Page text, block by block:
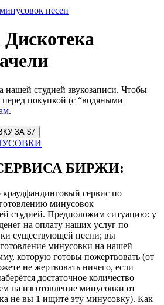
песен
нашей студией звукозаписи. Чтобы
покупкой (с “водяными
.
БИРЖИ:
сервис по
минусовок
студией. Предположим ситуацию: у
на оплату наших услуг по
существующей песни; вы
минусовки на нашей
которую готовы пожертвовать (от
не жертвовать ничего, если
достаточное количество
на изготовление минусовки от
не вы 1 ищите эту минусовку). Как